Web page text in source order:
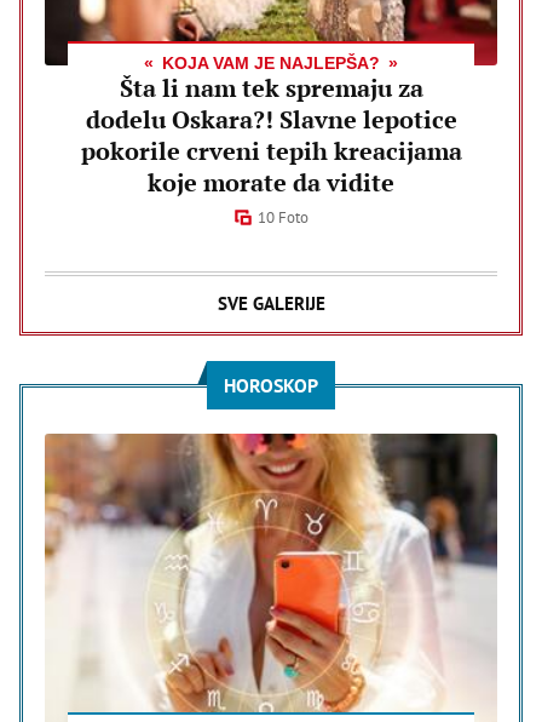
KOJA VAM JE NAJLEPŠA?
Šta li nam tek spremaju za
dodelu Oskara?! Slavne lepotice
pokorile crveni tepih kreacijama
koje morate da vidite
10 Foto
SVE GALERIJE
HOROSKOP